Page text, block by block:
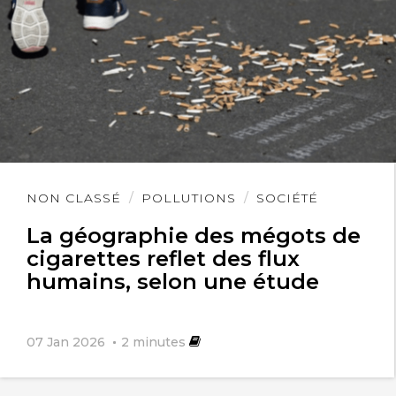
NON CLASSÉ POLLUTIONS SOCIÉTÉ
La géographie des mégots de
cigarettes reflet des flux
humains, selon une étude
07 Jan 2026 2 minutes
Lire